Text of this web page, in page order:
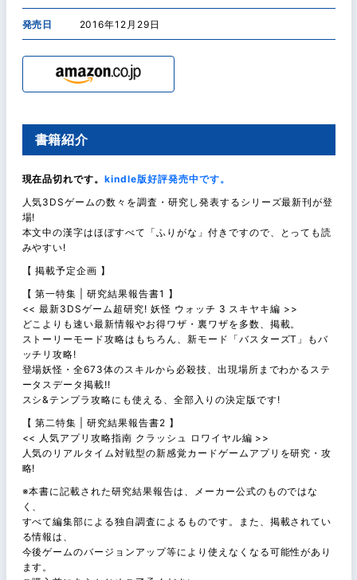
発売日 2016年12月29日
書籍紹介
現在品切れです。kindle版好評発売中です。
人気3DSゲームの数々を調査・研究し発表するシリーズ最新刊が登
場!
本文中の漢字はほぼすべて「ふりがな」付きですので、とっても読
みやすい!
【 掲載予定企画 】
【 第一特集 | 研究結果報告書1 】
<< 最新3DSゲーム超研究! 妖怪 ウォッチ 3 スキヤキ編 >>
どこよりも速い最新情報やお得ワザ・裏ワザを多数、掲載。
ストーリーモード攻略はもちろん、新モード「バスターズT」もバ
ッチリ攻略!
登場妖怪・全673体のスキルから必殺技、出現場所までわかるステ
ータスデータ掲載!!
スシ&テンプラ攻略にも使える、全部入りの決定版です!
【 第二特集 | 研究結果報告書2 】
<< 人気アプリ攻略指南 クラッシュ ロワイヤル編 >>
人気のリアルタイム対戦型の新感覚カードゲームアプリを研究・攻
略!
※本書に記載された研究結果報告は、メーカー公式のものではな
く、
すべて編集部による独自調査によるものです。また、掲載されてい
る情報は、
今後ゲームのバージョンアップ等により使えなくなる可能性があり
ます。